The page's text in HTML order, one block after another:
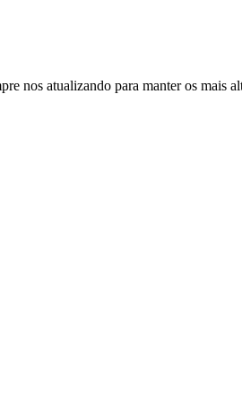
nos atualizando para manter os mais